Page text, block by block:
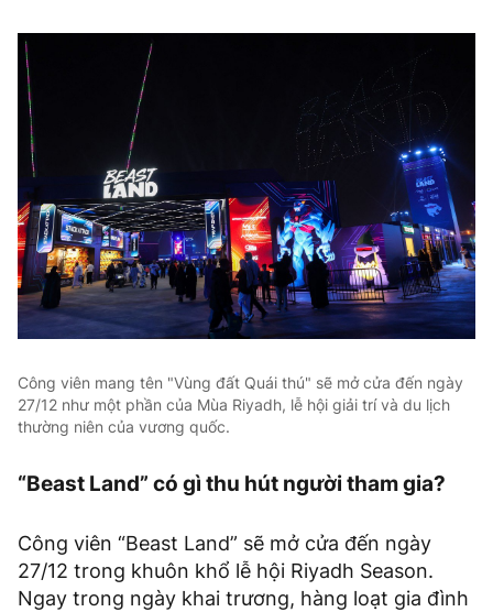
Công viên mang tên "Vùng đất Quái thú" sẽ mở cửa đến ngày
27/12 như một phần của Mùa Riyadh, lễ hội giải trí và du lịch
thường niên của vương quốc.
“Beast Land” có gì thu hút người tham gia?
Công viên “Beast Land” sẽ mở cửa đến ngày
27/12 trong khuôn khổ lễ hội Riyadh Season.
Ngay trong ngày khai trương, hàng loạt gia đình